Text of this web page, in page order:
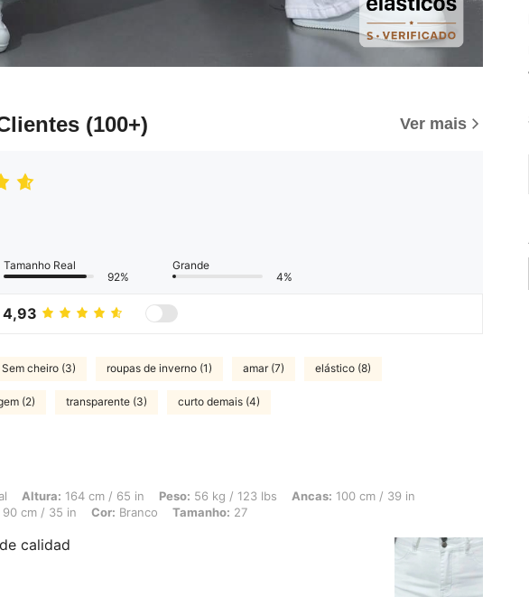
(100+) Ver mais
Tamanho Real
92%
Grande
4%
4,93
Sem cheiro (3) roupas de inverno (1) amar (7) elástico (8)
(2) transparente (3) curto demais (4)
164 cm / 65 in, Peso: 56 kg / 123 lbs, Ancas: 100 cm / 39 in, Cintura: 70 cm / 28 in, Busto: 90 cm / 35
Altura: 164 cm / 65 in Peso: 56 kg / 123 lbs Ancas: 100 cm / 39 in
90 cm / 35 in Cor: Branco Tamanho: 27
calidad